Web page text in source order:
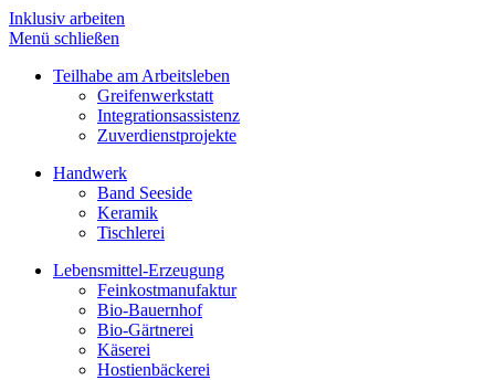
Inklusiv arbeiten
Menü schließen
Teilhabe am Arbeitsleben
Greifenwerkstatt
Integrationsassistenz
Zuverdienstprojekte
Handwerk
Band Seeside
Keramik
Tischlerei
Lebensmittel-Erzeugung
Feinkostmanufaktur
Bio-Bauernhof
Bio-Gärtnerei
Käserei
Hostienbäckerei